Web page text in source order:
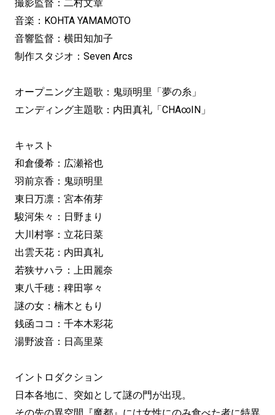
撮影監督：二村文章
音楽：KOHTA YAMAMOTO
音響監督：横田知加子
制作スタジオ：Seven Arcs
オープニング主題歌：鬼頭明里「夢の糸」
エンディング主題歌：内田真礼「CHA∞IN」
キャスト
和倉優希：広瀬裕也
羽前京香：鬼頭明里
東日万凛：宮本侑芽
駿河朱々：日野まり
大川村寧：立花日菜
出雲天花：内田真礼
若狭サハラ：上田麗奈
東八千穂：稗田寧々
謎の女：楠木ともり
銭函ココ：千本木彩花
湯野波音：日高里菜
イントロダクション
日本各地に、突如として謎の門が出現。